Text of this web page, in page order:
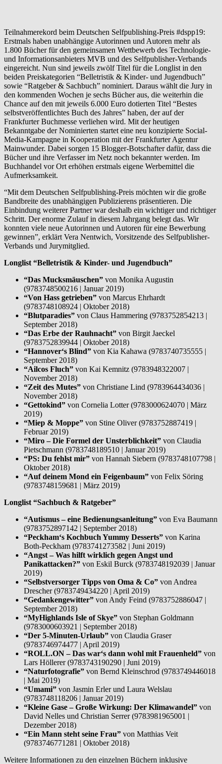
Teilnahmerekord beim Deutschen Selfpublishing-Preis #dspp19:
Erstmals haben unabhängige Autorinnen und Autoren mehr als
1.800 Bücher für den gemeinsamen Wettbewerb des Technologie-
und Informationsanbieters MVB und des Selfpublisher-Verbands
eingereicht. Nun sind jeweils zwölf Titel für die Longlist in den
beiden Preiskategorien “Belletristik & Kinder- und Jugendbuch”
sowie “Ratgeber & Sachbuch” nominiert. Daraus wählt die Jury in
den kommenden Wochen je sechs Bücher aus, die weiterhin die
Chance auf den mit jeweils 6.000 Euro dotierten Titel “Bestes
selbstveröffentlichtes Buch des Jahres” haben, der auf der
Frankfurter Buchmesse verliehen wird. Mit der heutigen
Bekanntgabe der Nominierten startet eine neu konzipierte Social-
Media-Kampagne in Kooperation mit der Frankfurter Agentur
Mainwunder. Dabei sorgen 15 Blogger-Botschafter dafür, dass die
Bücher und ihre Verfasser im Netz noch bekannter werden. Im
Buchhandel vor Ort erhöhen erstmals eigene Werbemittel die
Aufmerksamkeit.
“Mit dem Deutschen Selfpublishing-Preis möchten wir die große
Bandbreite des unabhängigen Publizierens präsentieren. Die
Einbindung weiterer Partner war deshalb ein wichtiger und richtiger
Schritt. Der enorme Zulauf in diesem Jahrgang belegt das. Wir
konnten viele neue Autorinnen und Autoren für eine Bewerbung
gewinnen”, erklärt Vera Nentwich, Vorsitzende des Selfpublisher-
Verbands und Jurymitglied.
Longlist “Belletristik & Kinder- und Jugendbuch”
“Das Mucksmäuschen” von Monika Augustin
(9783748500216 | Januar 2019)
“Von Hass getrieben” von Marcus Ehrhardt
(9783748108924 | Oktober 2018)
“Blutparadies” von Claus Hammering (9783752854213 |
September 2018)
“Das Erbe der Rauhnacht” von Birgit Jaeckel
(9783752839944 | Oktober 2018)
“Hannover‘s Blind” von Kia Kahawa (9783740735555 |
September 2018)
“Ailcos Fluch” von Kai Kemnitz (9783948322007 |
November 2018)
“Zeit des Mutes” von Christiane Lind (9783964434036 |
November 2018)
“Gettokind” von Cornelia Lotter (9783000624070 | März
2019)
“Miep & Moppe” von Stine Oliver (9783752887419 |
Februar 2019)
“Miro – Die Formel der Unsterblichkeit” von Claudia
Pietschmann (9783748189510 | Januar 2019)
“PS: Du fehlst mir” von Hannah Siebern (9783748107798 |
Oktober 2018)
“Auf deinem Mond ein Feigenbaum” von Felix Söring
(9783748159681 | März 2019)
Longlist “Sachbuch & Ratgeber”
“Autismus – eine Bedienungsanleitung” von Eva Baumann
(9783752897142 | September 2018)
“Peckham‘s Kochbuch Yummy Desserts” von Karina
Both-Peckham (9783741273582 | Juni 2019)
“Angst – Was hilft wirklich gegen Angst und
Panikattacken?” von Eskil Burck (9783748192039 | Januar
2019)
“Selbstversorger Tipps von Oma & Co” von Andrea
Drescher (9783749434220 | April 2019)
“Gedankengewitter” von Andy Feind (9783752886047 |
September 2018)
“MyHighlands Isle of Skye” von Stephan Goldmann
(9783000603921 | September 2018)
“Der 5-Minuten-Urlaub” von Claudia Graser
(9783746974477 | April 2019)
“ROLL.ON – Das war‘s dann wohl mit Frauenheld” von
Lars Höllerer (9783743190290 | Juni 2019)
“Naturfotografie” von Bernd Kleinschrod (9783749446018
| Mai 2019)
“Umami” von Jasmin Erler und Laura Welslau
(9783748118206 | Januar 2019)
“Kleine Gase – Große Wirkung: Der Klimawandel” von
David Nelles und Christian Serrer (9783981965001 |
Dezember 2018)
“Ein Mann steht seine Frau” von Matthias Veit
(9783746771281 | Oktober 2018)
Weitere Informationen zu den einzelnen Büchern inklusive